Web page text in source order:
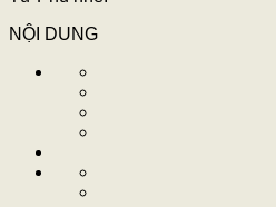
NỘI DUNG